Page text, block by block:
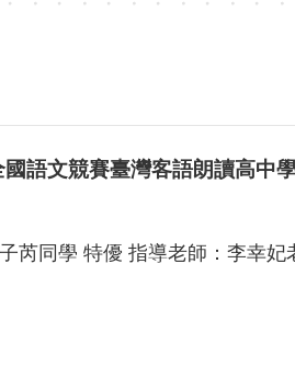
語文競賽臺灣客語朗讀高中
芮同學 特優 指導老師：李幸妃